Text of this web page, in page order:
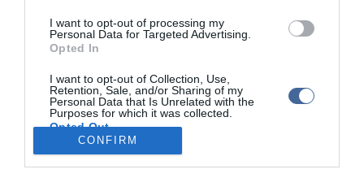
I want to opt-out of processing my
Personal Data for Targeted Advertising.
Opted In
I want to opt-out of Collection, Use,
Retention, Sale, and/or Sharing of my
Personal Data that Is Unrelated with the
Purposes for which it was collected.
Opted Out
CONFIRM
Előzetesben a horvát embercsempészek
Román embercsempészt fogtak el Hegyeshalomnál
Kétszáz eurót kért fejenként az embercsempész